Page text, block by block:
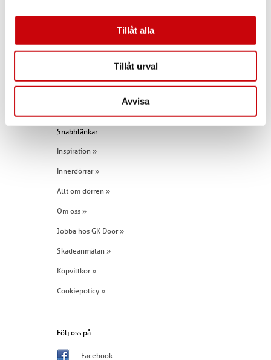
Tillåt alla
Tillåt urval
Avvisa
Kontakta oss
info@gkdoor.se
Tel:+46 (0)960 - 203 25
Snabblänkar
Inspiration »
Innerdörrar »
Allt om dörren »
Om oss »
Jobba hos GK Door »
Skadeanmälan »
Köpvillkor »
Cookiepolicy »
Följ oss på
Facebook